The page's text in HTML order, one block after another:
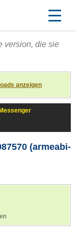
version, die sie
anzeigen
Messenger
(armeabi-